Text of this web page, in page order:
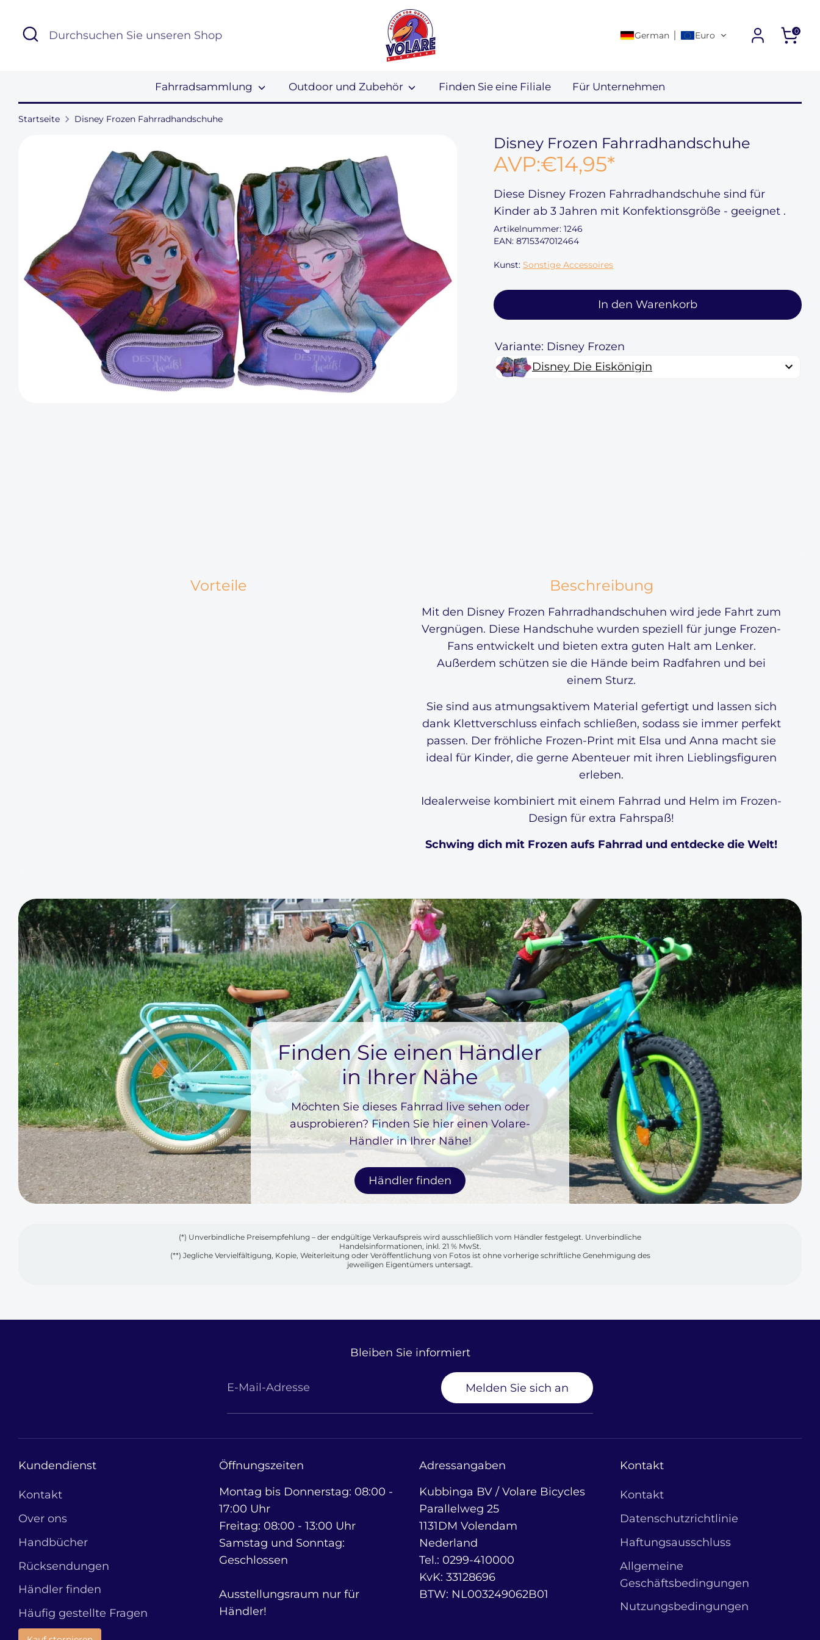
Inhalt
Suchen
Durchsuchen
German Euro 0
Fahrradsammlung Outdoor und Zubehör Finden Sie eine Filiale Für Unternehmen
Startseite Disney Frozen Fahrradhandschuhe
Disney Frozen Fahrradhandschuhe
AVP:€14,95*
Diese Disney Frozen Fahrradhandschuhe sind für
Kinder ab3 Jahren mit Konfektionsgröße - geeignet .
Artikelnummer:1246
EAN: 8715347012464
Kunst:Sonstige Accessoires
In den Warenkorb
Variante: Disney Frozen
Disney Die Eiskönigin
Vorteile Beschreibung
Mit den Disney Frozen Fahrradhandschuhen wird jede Fahrt zum
Vergnügen. Diese Handschuhe wurden speziell für junge Frozen-
Fans entwickelt und bieten extra guten Halt am Lenker.
Außerdem schützen sie die Hände beim Radfahren und bei
einem Sturz.
Sie sind aus atmungsaktivem Material gefertigt und lassen sich
dank Klettverschluss einfach schließen, sodass sie immer perfekt
passen. Der fröhliche Frozen-Print mit Elsa und Anna macht sie
ideal für Kinder, die gerne Abenteuer mit ihren Lieblingsfiguren
erleben.
Idealerweise kombiniert mit einem Fahrrad und Helm im Frozen-
Design für extra Fahrspaß!
Schwing dich mit Frozen aufs Fahrrad und entdecke die Welt!
Finden Sie einen Händler
in Ihrer Nähe
Möchten Sie dieses Fahrrad live sehen oder
ausprobieren? Finden Sie hier einen Volare-
Händler in Ihrer Nähe!
Händler finden
(*) Unverbindliche Preisempfehlung – der endgültige Verkaufspreis wird ausschließlich vom Händler festgelegt. Unverbindliche
Handelsinformationen, inkl. 21 % MwSt.
(**) Jegliche Vervielfältigung, Kopie, Weiterleitung oder Veröffentlichung von Fotos ist ohne vorherige schriftliche Genehmigung des
jeweiligen Eigentümers untersagt.
Bleiben Sie informiert
E-Mail-Adresse Melden Sie sich an
Kundendienst
Kontakt
Over ons
Handbücher
Rücksendungen
Händler finden
Häufig gestellte Fragen
Öffnungszeiten
Montag bis Donnerstag: 08:00 -
17:00 Uhr
Freitag: 08:00 - 13:00 Uhr
Samstag und Sonntag:
Geschlossen
Ausstellungsraum nur für
Händler!
Adressangaben
Kubbinga BV / Volare Bicycles
Parallelweg 25
1131DM Volendam
Nederland
Tel.: 0299-410000
KvK: 33128696
BTW: NL003249062B01
Kontakt
Kontakt
Datenschutzrichtlinie
Haftungsausschluss
Allgemeine
Geschäftsbedingungen
Nutzungsbedingungen